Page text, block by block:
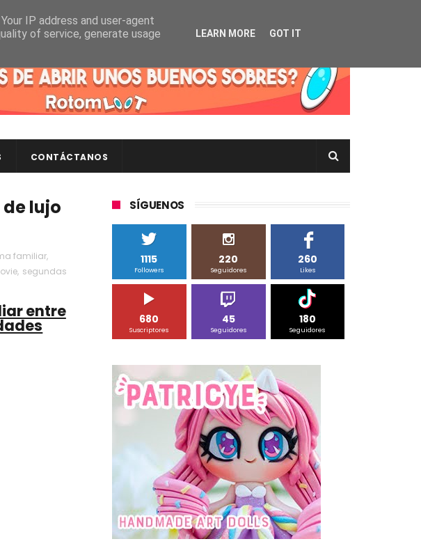
CONTÁCTANOS
lujo
familiar,
, segundas
entre
SÍGUENOS
1115
Followers
220
Seguidores
260
Likes
680
Suscriptores
45
Seguidores
180
Seguidores
IP address and user-agent
of service, generate usage
LEARN MORE GOT IT